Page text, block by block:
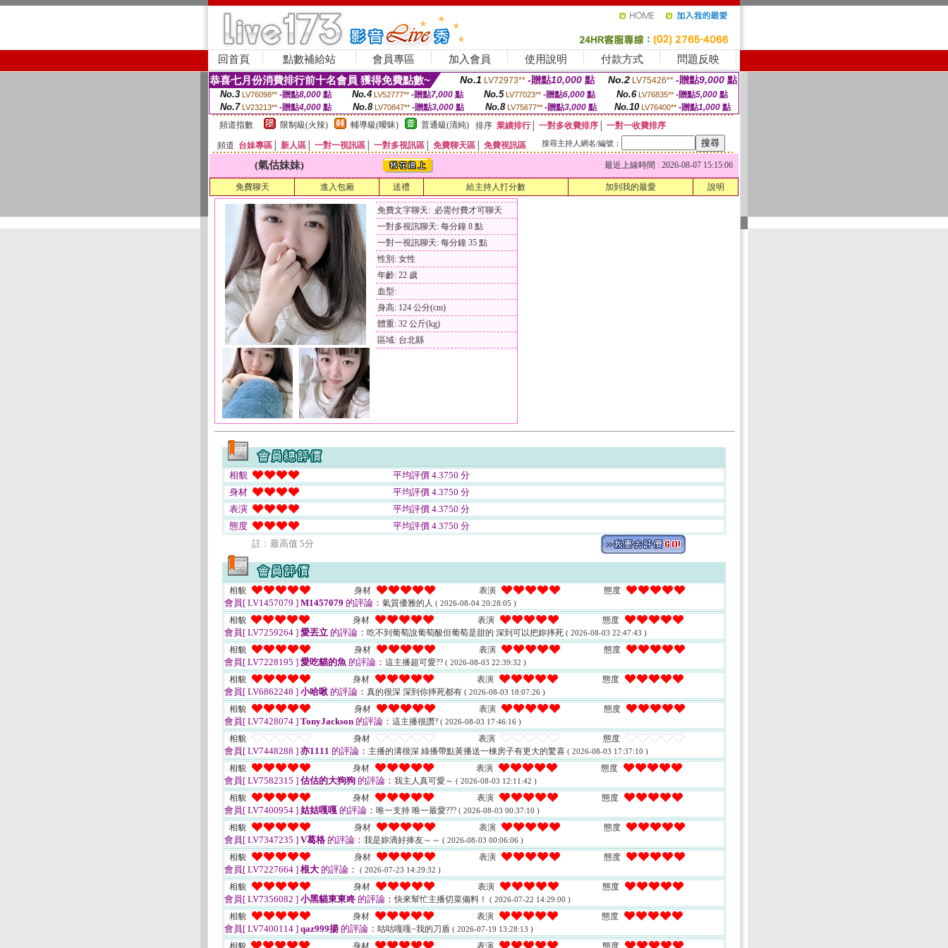
回首頁 點數補給站 會員專區 加入會員 使用說明 付款方式 問題反映
恭喜七月份消費排行前十名會員 獲得免費點數~ No.1 LV72973** -贈點10,000 點 No.2 LV75426** -贈點9,000 點
No.3 LV76098** -贈點8,000點 No.4 LV52777** -贈點7,000點 No.5 LV77023** -贈點6,000點 No.6 LV76835** -贈點5,000點
No.7 LV23213** -贈點4,000 點 No.8 LV70847** -贈點3,000 點 No.8 LV75677** -贈點3,000點 No.10 LV76400** -贈點1,000 點
頻道指數
限制級(火辣) 輔導級(曖昧) 普通級(清純) 排序 業績排行│ 一對多收費排序
一對一收費排序
頻道 台妹專區 新人區 一對一視訊區 一對多視訊區 免費聊天區 免費視訊區 搜尋主持人網名/編號：
(氣估妹妹) 最近上線時間 : 2026-08-07 15:15:06
免費聊天 進入包廂 送禮 給主持人打分數 加到我的最愛 說明
免費文字聊天: 必需付費才可聊天
一對多視訊聊天: 每分鐘 8 點
一對一視訊聊天: 每分鐘 35 點
性別: 女性
年齡: 22 歲
血型:
身高: 124 公分(cm)
體重: 32 公斤(kg)
區域: 台北縣
相貌
平均評價 4.3750 分
身材
平均評價 4.3750 分
表演
平均評價 4.3750 分
態度
平均評價 4.3750 分
註﹕最高值 5分
相貌 身材 表演 態度
會員[ LV1457079 ] M1457079 的評論： 氣質優雅的人 ( 2026-08-04 20:28:05 )
相貌 身材 表演 態度
會員[ LV7259264 ] 愛丟立 的評論： 吃不到葡萄說葡萄酸但葡萄是甜的 深到可以把妳摔死 ( 2026-08-03 22:47:43 )
相貌 身材 表演 態度
會員[ LV7228195 ] 愛吃貓的魚 的評論： 這主播超可愛?? ( 2026-08-03 22:39:32 )
相貌 身材 表演 態度
會員[ LV6862248 ] 小哈啾 的評論： 真的很深 深到你摔死都有 ( 2026-08-03 18:07:26 )
相貌 身材 表演 態度
會員[ LV7428074 ] TonyJackson 的評論： 這主播很讚? ( 2026-08-03 17:46:16 )
相貌 身材 表演 態度
會員[ LV7448288 ] 亦1111 的評論： 主播的溝很深 綠播帶點黃播送一棟房子有更大的驚喜 ( 2026-08-03 17:37:10 )
相貌 身材 表演 態度
會員[ LV7582315 ] 估估的大狗狗 的評論： 我主人真可愛～ ( 2026-08-03 12:11:42 )
相貌 身材 表演 態度
會員[ LV7400954 ] 姑姑嘎嘎 的評論： 唯一支持 唯一最愛??? ( 2026-08-03 00:37:10 )
相貌 身材 表演 態度
會員[ LV7347235 ] V葛格 的評論： 我是妳滴好捧友～～ ( 2026-08-03 00:06:06 )
相貌 身材 表演 態度
會員[ LV7227664 ] 根大 的評論： ( 2026-07-23 14:29:32 )
相貌 身材 表演 態度
會員[ LV7356082 ] 小黑貓東東咚 的評論：快來幫忙主播切菜備料！ ( 2026-07-22 14:29:00 )
相貌 身材 表演 態度
會員[ LV7400114 ] qaz999揚 的評論： 咕咕嘎嘎~我的刀盾 ( 2026-07-19 13:28:13 )
相貌 身材 表演 態度